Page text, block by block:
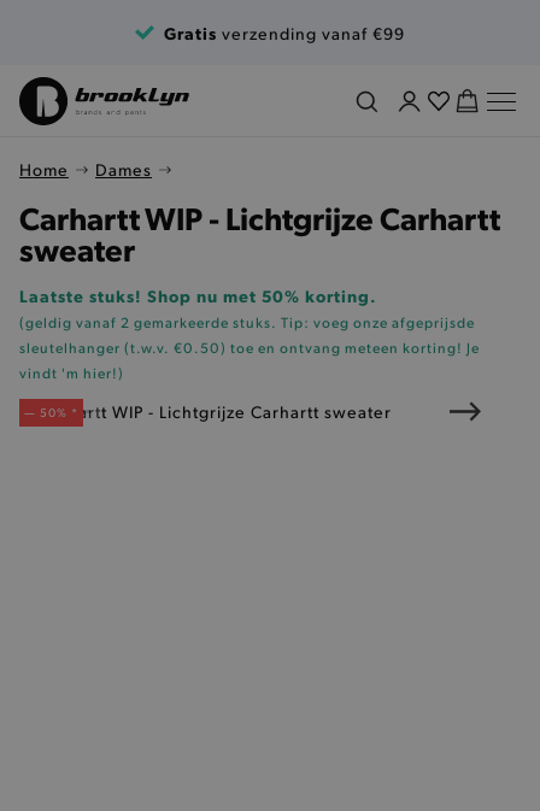
Gratis verzending vanaf €99
Home Dames
Carhartt WIP - Lichtgrijze Carhartt
sweater
Laatste stuks! Shop nu met 50% korting.
(geldig vanaf 2 gemarkeerde stuks. Tip: voeg onze afgeprijsde
sleutelhanger (t.w.v. €0.50) toe en ontvang meteen korting! Je
vindt 'm hier!)
— 50% *